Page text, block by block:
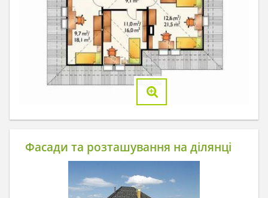
Фасади та розташування на ділянці